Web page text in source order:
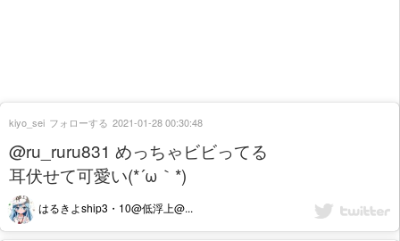
@ru_ruru831 めっちゃビビってる
耳伏せて可愛い(*´ω｀*)
はるきよship3・10@低浮上@...
kiyo_sei フォローする 2021-01-28 00:30:48